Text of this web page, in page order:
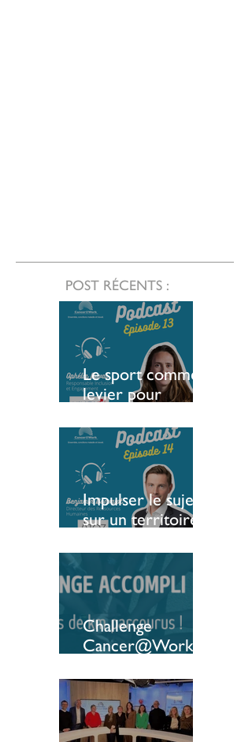
POST RÉCENTS :
Le sport comme
levier pour
des patients
Impulser le sujet
sur un territoire :
d’une entreprise
luxembourgeoise
Challenge
Cancer@Work :
qui bat tous les
reccords ! 🔥